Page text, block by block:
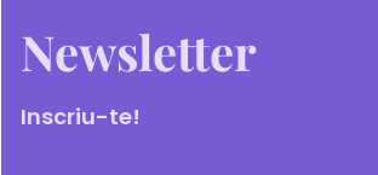
Newsletter
Inscriu-te!